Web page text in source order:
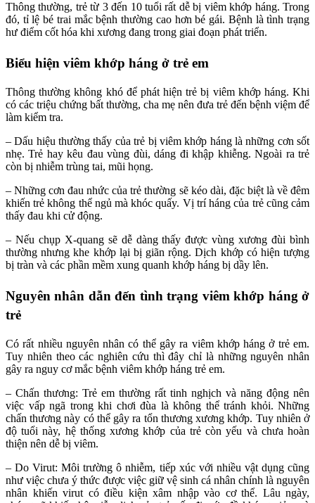
Thông thường, trẻ từ 3 đến 10 tuổi rất dễ bị viêm khớp háng. Trong
đó, tỉ lệ bé trai mắc bệnh thường cao hơn bé gái. Bệnh là tình trạng
hư điểm cốt hóa khi xương đang trong giai đoạn phát triển.
Biểu hiện viêm khớp háng ở trẻ em
Thông thường không khó để phát hiện trẻ bị viêm khớp háng. Khi
có các triệu chứng bất thường, cha mẹ nên đưa trẻ đến bệnh việm để
làm kiểm tra.
– Dấu hiệu thường thấy của trẻ bị viêm khớp háng là những cơn sốt
nhẹ. Trẻ hay kêu đau vùng đùi, dáng đi khập khiễng. Ngoài ra trẻ
còn bị nhiễm trùng tai, mũi họng.
– Những cơn đau nhức của trẻ thường sẽ kéo dài, đặc biệt là về đêm
khiến trẻ không thể ngủ mà khóc quấy. Vị trí háng của trẻ cũng cảm
thấy đau khi cử động.
– Nếu chụp X-quang sẽ dễ dàng thấy được vùng xương đùi bình
thường nhưng khe khớp lại bị giãn rộng. Dịch khớp có hiện tượng
bị tràn và các phần mềm xung quanh khớp háng bị dầy lên.
Nguyên nhân dẫn đến tình trạng viêm khớp háng ở
trẻ
Có rất nhiều nguyên nhân có thể gây ra viêm khớp háng ở trẻ em.
Tuy nhiên theo các nghiên cứu thì đây chỉ là những nguyên nhân
gây ra nguy cơ mắc bệnh viêm khớp háng trẻ em.
– Chấn thương: Trẻ em thường rất tinh nghịch và năng động nên
việc vấp ngã trong khi chơi đùa là không thể tránh khỏi. Những
chấn thương này có thể gây ra tổn thương xương khớp. Tuy nhiên ở
độ tuổi này, hệ thống xương khớp của trẻ còn yếu và chưa hoàn
thiện nên dễ bị viêm.
– Do Virut: Môi trường ô nhiễm, tiếp xúc với nhiều vật dụng cũng
như việc chưa ý thức được việc giữ vệ sinh cá nhân chính là nguyên
nhân khiến virut có điều kiện xâm nhập vào cơ thể. Lâu ngày,